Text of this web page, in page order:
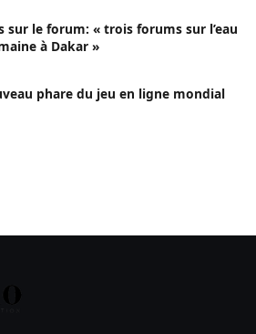
sur le forum: « trois forums sur l’eau
à Dakar »
phare du jeu en ligne mondial